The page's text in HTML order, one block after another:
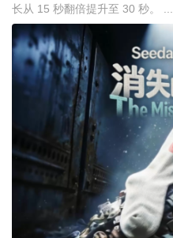
长从 15 秒翻倍提升至 30 秒。 ...